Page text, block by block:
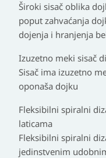
Široki sisač oblika
poput zahvaćanja
dojenja i hranjenja
Izuzetno meki sisač
Sisač ima izuzetno
oponaša dojku
Fleksibilni spiralni
laticama
Fleksibilni spiralni
jedinstvenim